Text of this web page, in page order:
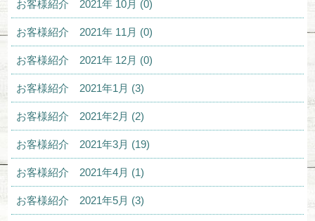
お客様紹介 2021年 10月 (0)
お客様紹介 2021年 11月 (0)
お客様紹介 2021年 12月 (0)
お客様紹介 2021年1月 (3)
お客様紹介 2021年2月 (2)
お客様紹介 2021年3月 (19)
お客様紹介 2021年4月 (1)
お客様紹介 2021年5月 (3)